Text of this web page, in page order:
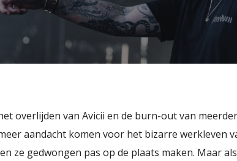
overlijden van Avicii en de burn-out van
aandacht komen voor het bizarre werkleven
ze gedwongen pas op de plaats maken. Maar